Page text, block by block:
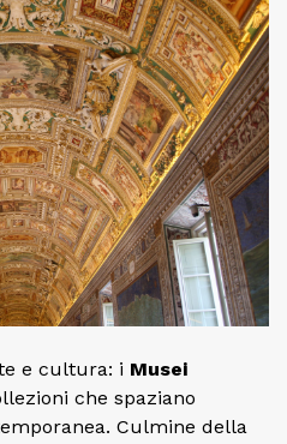
e cultura: i Musei
che spaziano
Culmine della